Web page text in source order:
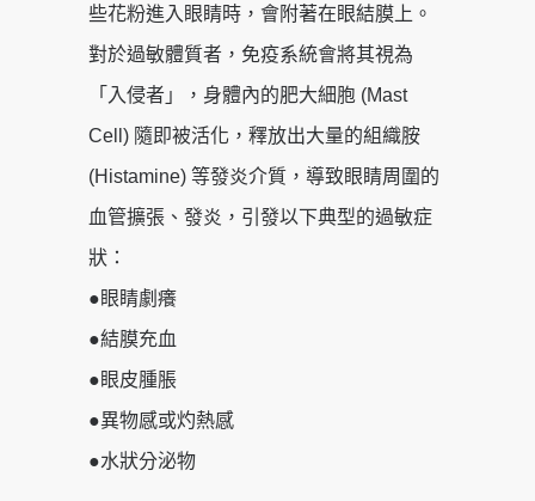
些花粉進入眼睛時，會附著在眼結膜上。
對於過敏體質者，免疫系統會將其視為
「入侵者」，身體內的肥大細胞 (Mast
Cell) 隨即被活化，釋放出大量的組織胺
(Histamine) 等發炎介質，導致眼睛周圍的
血管擴張、發炎，引發以下典型的過敏症
狀：
●眼睛劇癢
●結膜充血
●眼皮腫脹
●異物感或灼熱感
●水狀分泌物